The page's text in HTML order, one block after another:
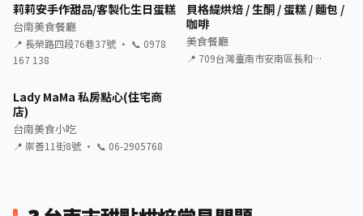
莉莉安手作甜品/客製化生日蛋糕
台南美食餐廳
📍 長榮路四段76巷37號 · 📞 0978
167 138
貝格緹烘焙 / 生酮 / 蛋糕 / 麵包 /
咖啡
美食餐廳
📍 709台灣臺南市安南區長和…
Lady MaMa 私房點心(住宅商
店)
台南美食小吃
📍 崇善11街8號 · 📞 06-2905768